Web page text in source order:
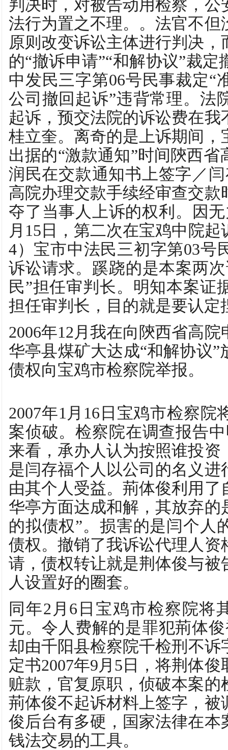
判决时，对被告动用检察，
法行为置之不理。。法官不
原则改变诉讼主体进行判决
的“撤诉申请”“和解协议”裁
中发民三字第06号民事裁定“
公司撤回起诉”违背常理。法
起诉，预交法院的诉讼费在
桂立奎。离奇的是上诉期间
出据的“激款通知”时间陝西
润民在交款通知书上签字／
高院办理交款手续经审查交
夺了当事人上诉的权利。因
月15日，第二次在宝鸡中院起
4）宝市中法民三初字第03号
诉讼请求。蹊跷的是本案两
民”担任审判长。明知本案证
担任审判长，目的就是要认定
2006年12月我在向陝西省高
华亭县煤矿大达成“和解协议”
债权向宝鸡市检察院举报。
2007年1月16日宝鸡市检察院
案侦破。检察院在调查报告
来看，承办人认为按照谁投
是闫存福个人以公司的名义
由其个人受益。荊体俊利用
华亭方面达成和解，其放弃
的拟债权”。损害的是闫个人
债权。撤销了我诉讼代理人
请，债权转让就是荆体俊与
人设置好的圈套。
同年2月6日宝鸡市检察院将
元。令人费解的是罪犯荊体
却由千阳县检察院千检刑不诉
定书2007年9月5日，将荆体
赃款，官复原职，侦破本案
荊体俊不起诉材料上签字，
俊后台有多硬，国家法律在
钱法交易的工具。